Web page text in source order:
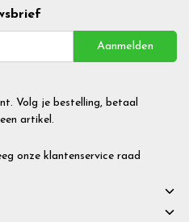
Aanmelden
Volg je bestelling, betaal
artikel.
onze klantenservice raad